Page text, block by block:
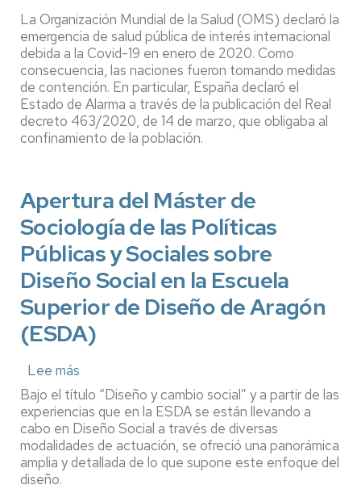
Universidades
y
comunicación:
papel
de
Twitter
durante
el
inicio
de
sanitaria
de
la
Covid-
19
La Organización Mundial de la Salud (OMS) declaró la
emergencia de salud pública de interés internacional
debida a la Covid-19 en enero de 2020. Como
consecuencia, las naciones fueron tomando medidas
de contención. En particular, España declaró el
Estado de Alarma a través de la publicación del Real
decreto 463/2020, de 14 de marzo, que obligaba al
confinamiento de la población.
Apertura del Máster de
Sociología de las Políticas
Públicas y Sociales sobre
Diseño Social en la Escuela
Superior de Diseño de Aragón
(ESDA)
Lee más
Apertura
del
Máster
de
Sociología
de
Bajo el título “Diseño y cambio social” y a partir de las
experiencias que en la ESDA se están llevando a
cabo en Diseño Social a través de diversas
modalidades de actuación, se ofreció una panorámica
amplia y detallada de lo que supone este enfoque del
diseño.